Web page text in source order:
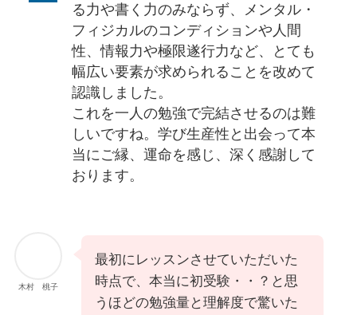
る力や書く力のみならず、メンタル・
フィジカルのコンディションや人間
性、情報力や極限遂行力など、とても
幅広い要素が求められることを改めて
認識しました。
これを一人の勉強で完結させるのは難
しいですね。学び生産性と出会って本
当にご縁、運命を感じ、深く感謝して
おります。
木村 桃子
最初にレッスンさせていただいた
時点で、本当に初受験・・？と思
うほどの勉強量と理解度で驚いた